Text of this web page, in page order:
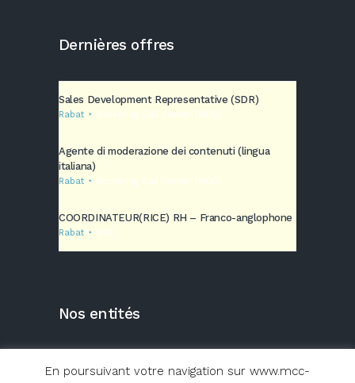
Dernières offres
Sales Development Representative (SDR)
Rabat Marketing Call Center (MCC)
Agente di moderazione dei contenuti (lingua
italiana)
Rabat Marketing Call Center (MCC)
COORDINATEUR(RICE) RH – Franco-anglophone
Rabat MCC
Nos entités
En poursuivant votre navigation sur www.mcc-